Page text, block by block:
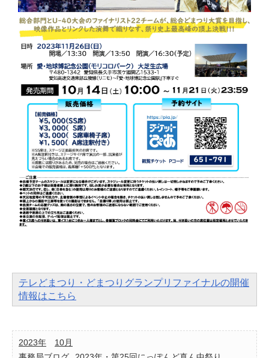
テレどまつり・どまつりグランプリファイナルの開催
情報はこちら
2023年
10月